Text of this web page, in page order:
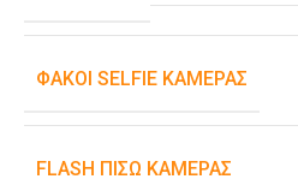
ΦΑΚΟΊ SELFIE ΚΆΜΕΡΑΣ
FLASH ΠΊΣΩ ΚΆΜΕΡΑΣ